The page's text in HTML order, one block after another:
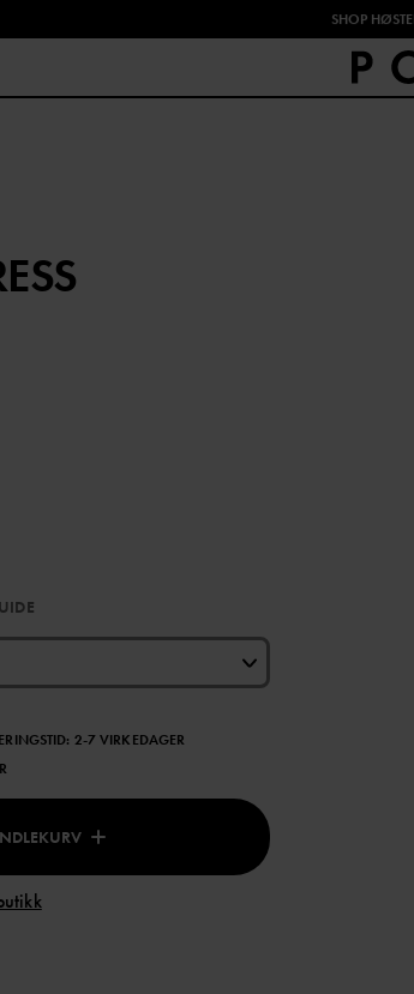
SHOP
2-7 VIRKEDAGER